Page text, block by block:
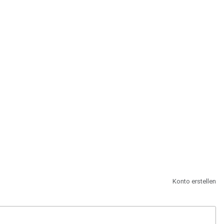
Konto erstellen